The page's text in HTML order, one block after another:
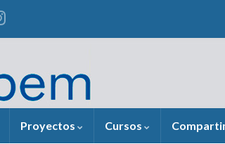
Proyectos Cursos